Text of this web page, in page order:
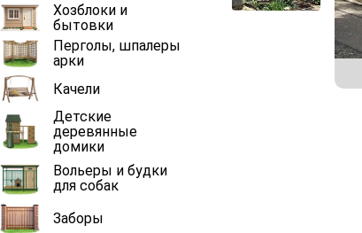
Хозблоки и
бытовки
Перголы, шпалеры
арки
Качели
Детские
деревянные
домики
Вольеры и будки
для собак
Заборы